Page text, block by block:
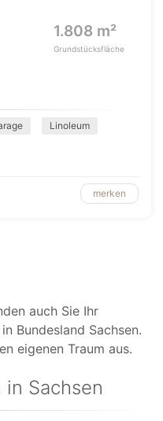
1.808 m²
Grundstücksfläche
Linoleum
merken
auch Sie Ihr
Bundesland Sachsen.
eigenen Traum aus.
Sachsen